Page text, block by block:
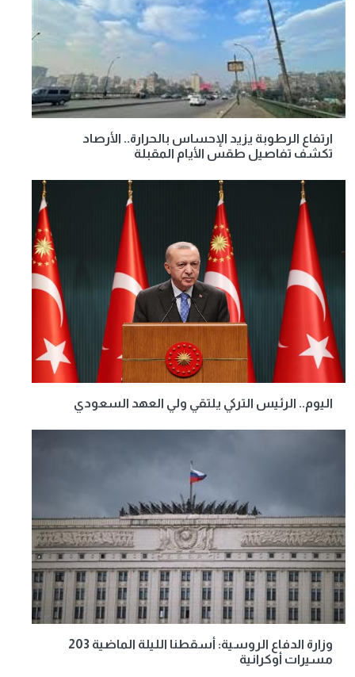
ارتفاع الرطوبة يزيد الإحساس بالحرارة.. الأرصاد
تكشف تفاصيل طقس الأيام المقبلة
اليوم.. الرئيس التركي يلتقي ولي العهد السعودي
وزارة الدفاع الروسية: أسقطنا الليلة الماضية 203
مسيرات أوكرانية